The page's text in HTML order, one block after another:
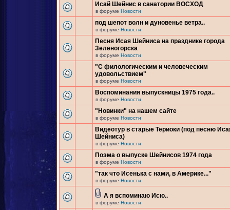
Исай Шейнис в санатории ВОСХОД
в форуме Новости
под шепот волн и дуновенье ветра..
в форуме Новости
Песня Исая Шейниса на празднике города
Зеленогорска
в форуме Новости
"С филологическим и человеческим
удовольствием"
в форуме Новости
Воспоминания выпускницы 1975 года..
в форуме Новости
"Новинки" на нашем сайте
в форуме Новости
Видеотур в старые Териоки (под песню
Шейниса)
в форуме Новости
Поэма о выпуске Шейнисов 1974 года
в форуме Новости
"так что Исенька с нами, в Америке..."
в форуме Новости
А я вспоминаю Исю..
в форуме Новости